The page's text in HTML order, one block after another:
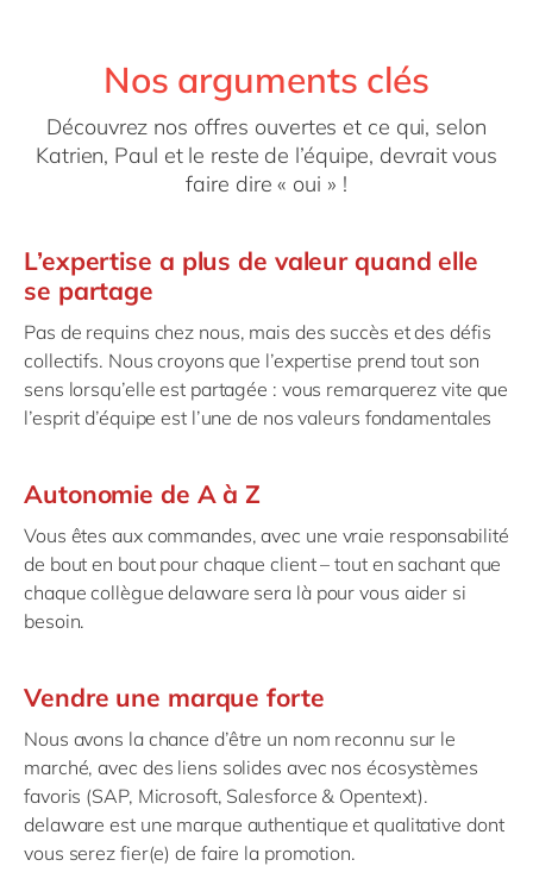
Nos arguments clés
Découvrez nos offres ouvertes et ce qui, selon
Katrien, Paul et le reste de l’équipe, devrait vous
faire dire « oui » !
L’expertise a plus de valeur quand elle
se partage
Pas de requins chez nous, mais des succès et des défis
collectifs. Nous croyons que l’expertise prend tout son
sens lorsqu’elle est partagée : vous remarquerez vite que
l’esprit d’équipe est l’une de nos valeurs fondamentales
Autonomie de A à Z
Vous êtes aux commandes, avec une vraie responsabilité
de bout en bout pour chaque client – tout en sachant que
chaque collègue delaware sera là pour vous aider si
besoin.
Vendre une marque forte
Nous avons la chance d’être un nom reconnu sur le
marché, avec des liens solides avec nos écosystèmes
favoris (SAP, Microsoft, Salesforce & Opentext).
delaware est une marque authentique et qualitative dont
vous serez fier(e) de faire la promotion.